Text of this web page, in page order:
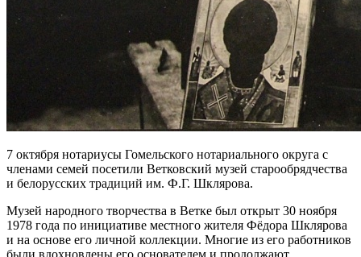
7 октября нотариусы Гомельского нотариального округа с
членами семей посетили Ветковский музей старообрядчества
и белорусских традиций им. Ф.Г. Шклярова.
Музей народного творчества в Ветке был открыт 30 ноября
1978 года по инициативе местного жителя Фёдора Шклярова
и на основе его личной коллекции. Многие из его работников